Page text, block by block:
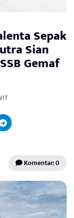
Sepak
Sian
Gemaf
Komentar: 0